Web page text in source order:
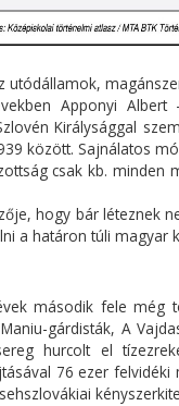
Apponyi
Királysággal
között. Sajnálatos
csak kb. minden
hogy bár léteznek
a határon túli magyar
második fele még
gárdisták, A
hurcolt el
76 ezer